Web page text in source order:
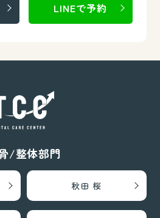
LINEで予約
/整体部門
秋田 桜